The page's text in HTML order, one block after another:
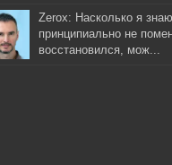
Zerox: Насколько я
принципиально не
восстановился, мож...